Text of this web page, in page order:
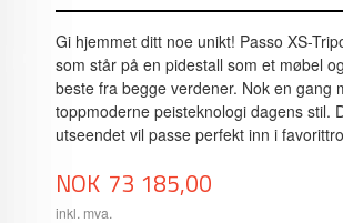
Gi hjemmet ditt noe unikt! Passo XS-
som står på en pidestall som et møbel
beste fra begge verdener. Nok en gang
toppmoderne peisteknologi dagens stil.
utseendet vil passe perfekt inn i
Pris
NOK 73 185,00
inkl. mva.